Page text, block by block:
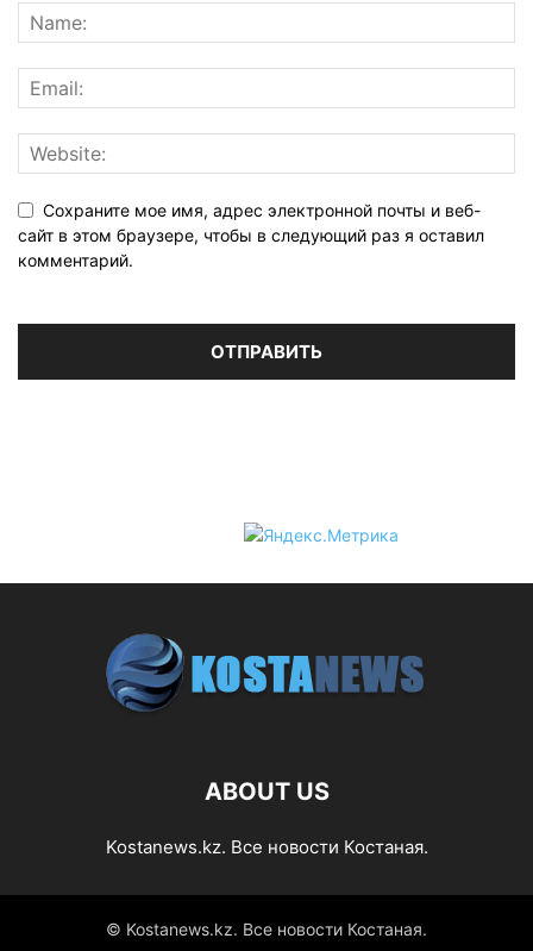
Сохраните мое имя, адрес электронной почты и веб-
сайт в этом браузере, чтобы в следующий раз я оставил
комментарий.
ABOUT US
Kostanews.kz. Все новости Костаная.
© Kostanews.kz. Все новости Костаная.